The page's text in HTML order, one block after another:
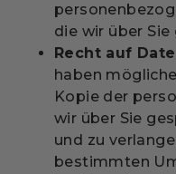
die wir über
Recht auf
haben
Kopie der
wir über Sie
und zu
bestimmten